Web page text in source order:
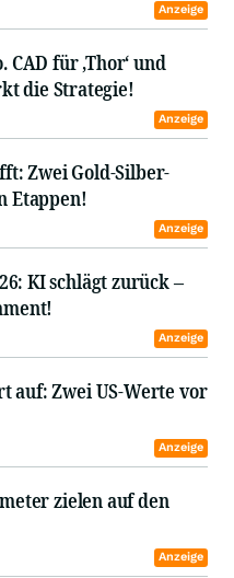
Anzeige
für ‚Thor‘ und
die Strategie!
Anzeige
Zwei Gold-Silber-
Etappen!
Anzeige
KI schlägt zurück –
Anzeige
auf: Zwei US-Werte vor
Anzeige
zielen auf den
Anzeige